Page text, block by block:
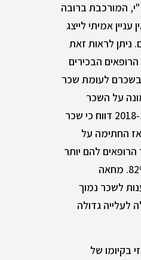
המורכבת ברובה
אמיתי לייצג
לראות זאת
הבכירים
בשכרם לעומת שכר
על השכר
האחרון שפורסם עם נתונים מ-2018 דווח כי שכר
עלה ב-59% מאז החתימה על
ששכר הרופאים להם יותר
מ-5 שנות מומחיות עלה ב-82%. מחאה
לשכר נמוך
לעלייה גדולה
בקיומו של